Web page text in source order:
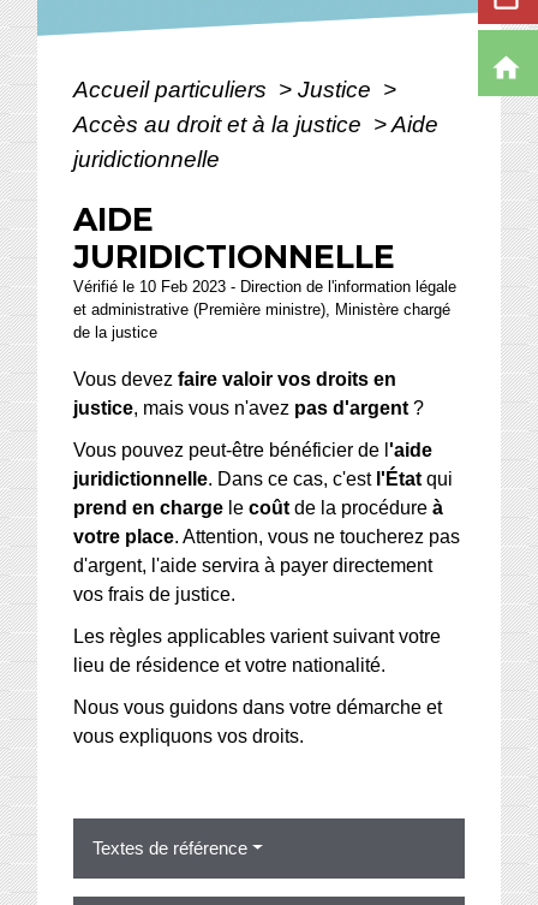
Accueil particuliers > Justice >
Accès au droit et à la justice >Aide
juridictionnelle
AIDE
JURIDICTIONNELLE
Vérifié le 10 Feb 2023 - Direction de l'information légale
et administrative (Première ministre), Ministère chargé
de la justice
Vous devezfaire valoir vos droits en
justice, mais vous n'avez pas d'argent ?
Vous pouvez peut-être bénéficier de l'aide
juridictionnelle. Dans ce cas, c'est l'Étatqui
prend en charge lecoût de la procédureà
votre place. Attention, vous ne toucherez pas
d'argent, l'aide servira à payer directement
vos frais de justice.
Les règles applicables varient suivant votre
lieu de résidence et votre nationalité.
Nous vous guidons dans votre démarche et
vous expliquons vos droits.
Textes de référence
home